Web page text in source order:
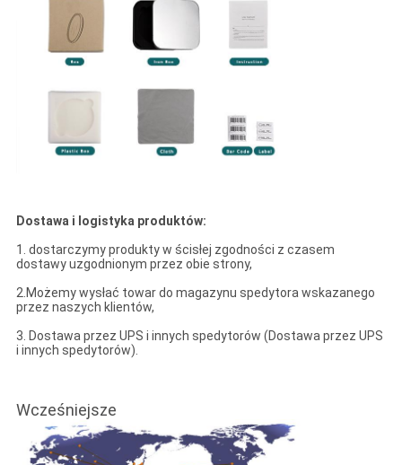
Dostawa i logistyka produktów:
1. dostarczymy produkty w ścisłej zgodności z czasem
dostawy uzgodnionym przez obie strony,
2.Możemy wysłać towar do magazynu spedytora wskazanego
przez naszych klientów,
3. Dostawa przez UPS i innych spedytorów (Dostawa przez UPS
i innych spedytorów).
Wcześniejsze